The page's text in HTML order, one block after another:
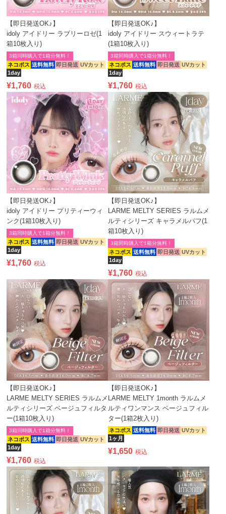
【即日発送OK♪】
idoly アイドリー ラブリーロゼ(1
箱10枚入り)
ネコポス 送料無料 即日発送 UVカット
1day
3箱同時購入で1箱分無料！
¥1,760 税込
【即日発送OK♪】
idoly アイドリー スウィートラテ
(1箱10枚入り)
ネコポス 送料無料 即日発送 UVカット
1day
3箱同時購入で1箱分無料！
¥1,760 税込
【即日発送OK♪】
idoly アイドリー プリティーウィ
ンク(1箱10枚入り)
ネコポス 送料無料 即日発送 UVカット
1day
3箱同時購入で1箱分無料！
¥1,760 税込
【即日発送OK♪】
LARME MELTY SERIES ラルムメ
ルティシリーズ キャラメルパフ(1
箱10枚入り)
ネコポス 送料無料 即日発送 UVカット
1day
3箱同時購入で1箱分無料！
¥1,760 税込
【即日発送OK♪】
LARME MELTY SERIES ラルムメ
ルティシリーズ ベージュフィルタ
ー(1箱10枚入り)
ネコポス 送料無料 即日発送 UVカット
1day
3箱同時購入で1箱分無料！
¥1,760 税込
【即日発送OK♪】
LARME MELTY 1month ラルムメ
ルティワンマンス ベージュフィル
ター(1箱2枚入り)
ネコポス 送料無料 即日発送 UVカット
1ヶ月
¥1,650 税込